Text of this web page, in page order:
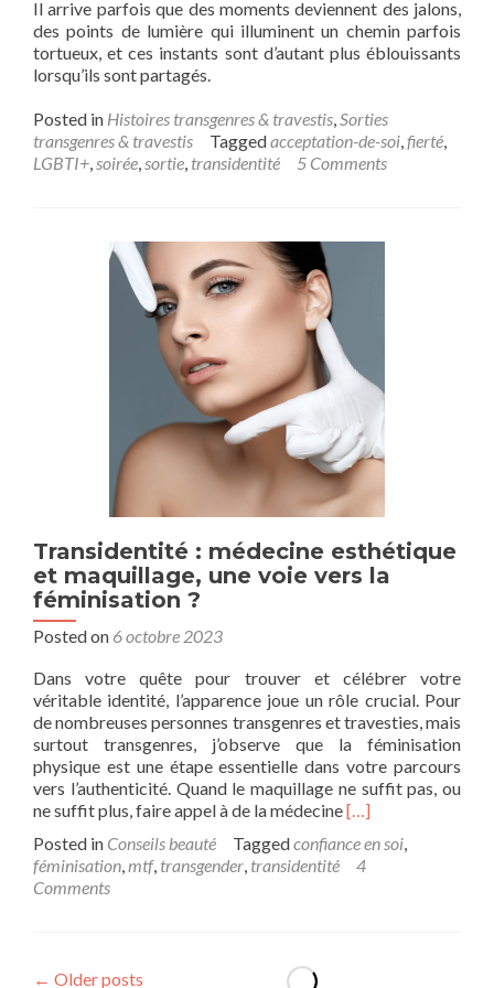
Il arrive parfois que des moments deviennent des jalons,
des points de lumière qui illuminent un chemin parfois
tortueux, et ces instants sont d’autant plus éblouissants
lorsqu’ils sont partagés.
Posted in Histoires transgenres & travestis,Sorties
transgenres & travestis
Taggedacceptation-de-soi,fierté,
LGBTI+,soirée,sortie, transidentité 5 Comments
Transidentité : médecine esthétique
et maquillage, une voie vers la
féminisation ?
Posted on 6 octobre 2023
Dans votre quête pour trouver et célébrer votre
véritable identité, l’apparence joue un rôle crucial. Pour
de nombreuses personnes transgenres et travesties, mais
surtout transgenres, j’observe que la féminisation
physique est une étape essentielle dans votre parcours
vers l’authenticité. Quand le maquillage ne suffit pas, ou
ne suffit plus, faire appel à de la médecineRead
about
Transidentité
[…]
Posted in Conseils beauté Taggedconfiance en soi,
féminisation,mtf, transgender, transidentité
4
Comments
← Older posts